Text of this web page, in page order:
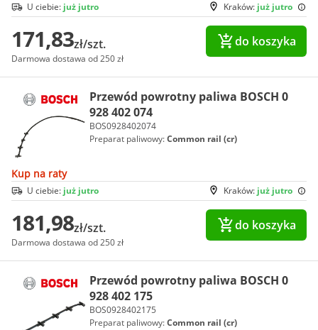
Kraków: już jutro
U ciebie: już jutro
171,83zł/szt.
Darmowa dostawa od 250 zł
do koszyka
Przewód powrotny paliwa BOSCH 0
928 402 074
BOS0928402074
Preparat paliwowy:Common rail (cr)
Kup na raty
Kraków: już jutro
U ciebie: już jutro
181,98zł/szt.
Darmowa dostawa od 250 zł
do koszyka
Przewód powrotny paliwa BOSCH 0
928 402 175
BOS0928402175
Preparat paliwowy:Common rail (cr)